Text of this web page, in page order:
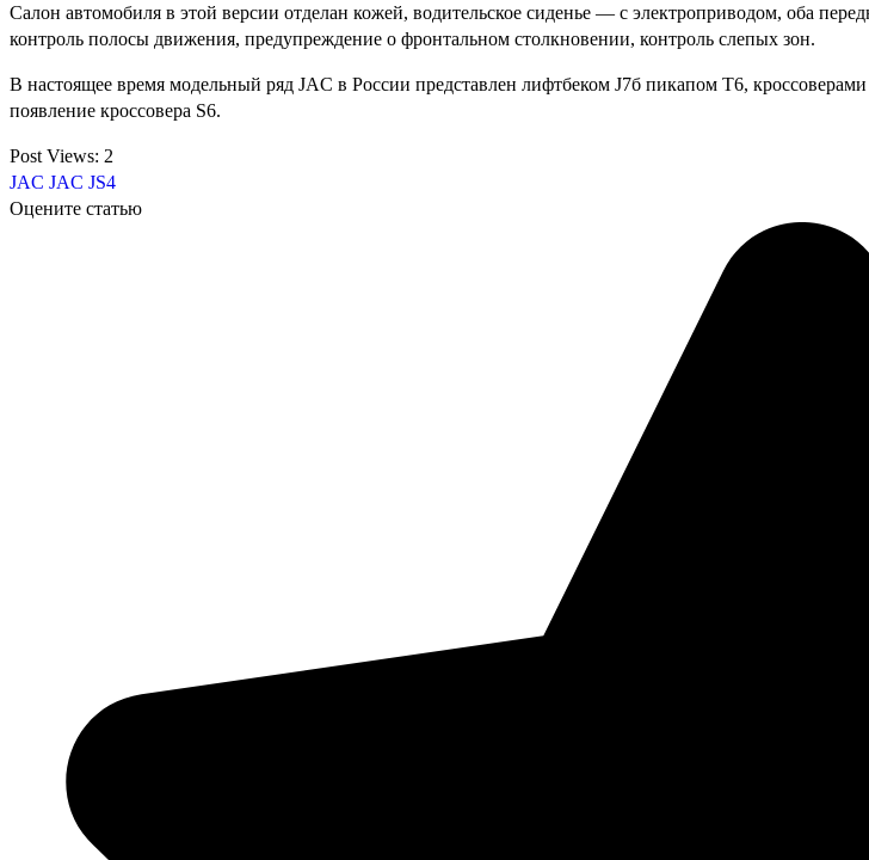
Салон автомобиля в этой версии отделан кожей, водительское сиденье — с электроприводом, оба
контроль полосы движения, предупреждение о фронтальном столкновении, контроль слепых зон.
В настоящее время модельный ряд JAC в России представлен лифтбеком J7б пикапом Т6,
появление кроссовера S6.
Post Views: 2
JAC JAC JS4
Оцените статью